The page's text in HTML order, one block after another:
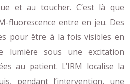
et au toucher. C’est là que
fluorescence entre en jeu. Des
pour être à la fois visibles en
lumière sous une excitation
au patient. L’IRM localise la
pendant l’intervention, une